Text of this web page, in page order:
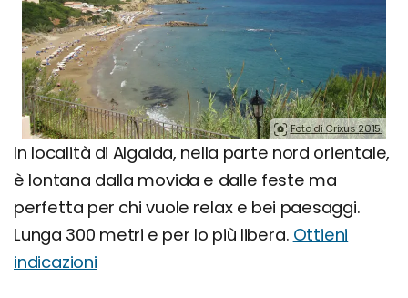
Foto di Crixus 2015.
In località di Algaida, nella parte nord orientale,
è lontana dalla movida e dalle feste ma
perfetta per chi vuole relax e bei paesaggi.
Lunga 300 metri e per lo più libera. Ottieni
indicazioni